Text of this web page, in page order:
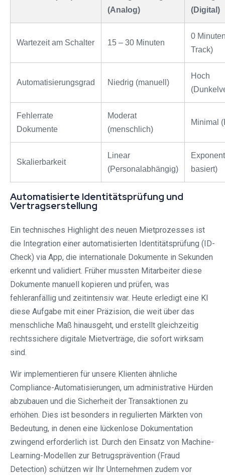
(Analog)
(Digital)
Wartezeit am Schalter 15 – 30 Minuten
0
Track)
Automatisierungsgrad Niedrig (manuell)
Hoch
Fehlerrate
Dokumente
Moderat
(menschlich)
Minimal
Skalierbarkeit
Linear
(Personalabhängig)
basiert)
Automatisierte Identitätsprüfung und
Vertragserstellung
Ein technisches Highlight des neuen Mietprozesses ist
die Integration einer automatisierten Identitätsprüfung (ID-
Check) via App, die internationale Dokumente in Sekunden
erkennt und validiert. Früher mussten Mitarbeiter diese
Dokumente manuell kopieren und prüfen, was
fehleranfällig und zeitintensiv war. Heute erledigt eine KI
diese Aufgabe mit einer Präzision, die weit über das
menschliche Maß hinausgeht, und erstellt gleichzeitig
rechtssichere digitale Mietverträge, die sofort wirksam
sind.
Wir implementieren für unsere Klienten ähnliche
Compliance-Automatisierungen, um administrative Hürden
abzubauen und die Sicherheit der Transaktionen zu
erhöhen. Dies ist besonders in regulierten Märkten von
Bedeutung, in denen eine lückenlose Dokumentation
zwingend erforderlich ist. Durch den Einsatz von Machine-
Learning-Modellen zur Betrugsprävention (Fraud
Detection) schützen wir Ihr Unternehmen zudem vor